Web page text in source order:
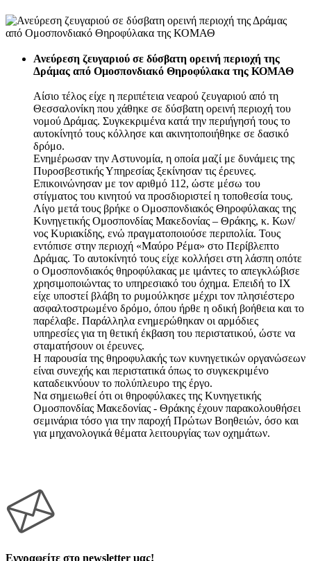
Ανεύρεση ζευγαριού σε δύσβατη ορεινή περιοχή της
Δράμας από Ομοσπονδιακό Θηροφύλακα της ΚΟΜΑΘ
Αίσιο τέλος είχε η περιπέτεια νεαρού ζευγαριού από τη
Θεσσαλονίκη που χάθηκε σε δύσβατη ορεινή περιοχή του
νομού Δράμας. Συγκεκριμένα κατά την περιήγησή τους το
αυτοκίνητό τους κόλλησε και ακινητοποιήθηκε σε δασικό
δρόμο.
Ενημέρωσαν την Αστυνομία, η οποία μαζί με δυνάμεις της
Πυροσβεστικής Υπηρεσίας ξεκίνησαν τις έρευνες.
Επικοινώνησαν με τον αριθμό 112, ώστε μέσω του
στίγματος του κινητού να προσδιοριστεί η τοποθεσία τους.
Λίγο μετά τους βρήκε ο Ομοσπονδιακός Θηροφύλακας της
Κυνηγετικής Ομοσπονδίας Μακεδονίας – Θράκης, κ. Κων/
νος Κυριακίδης, ενώ πραγματοποιούσε περιπολία. Τους
εντόπισε στην περιοχή «Μαύρο Ρέμα» στο Περίβλεπτο
Δράμας. Το αυτοκίνητό τους είχε κολλήσει στη λάσπη οπότε
ο Ομοσπονδιακός θηροφύλακας με ιμάντες το απεγκλώβισε
χρησιμοποιώντας το υπηρεσιακό του όχημα. Επειδή το ΙΧ
είχε υποστεί βλάβη το ρυμούλκησε μέχρι τον πλησιέστερο
ασφαλτοστρωμένο δρόμο, όπου ήρθε η οδική βοήθεια και το
παρέλαβε. Παράλληλα ενημερώθηκαν οι αρμόδιες
υπηρεσίες για τη θετική έκβαση του περιστατικού, ώστε να
σταματήσουν οι έρευνες.
Η παρουσία της θηροφυλακής των κυνηγετικών οργανώσεων
είναι συνεχής και περιστατικά όπως το συγκεκριμένο
καταδεικνύουν το πολύπλευρο της έργο.
Να σημειωθεί ότι οι θηροφύλακες της Κυνηγετικής
Ομοσπονδίας Μακεδονίας - Θράκης έχουν παρακολουθήσει
σεμινάρια τόσο για την παροχή Πρώτων Βοηθειών, όσο και
για μηχανολογικά θέματα λειτουργίας των οχημάτων.
Εγγραφείτε στο newsletter μας!